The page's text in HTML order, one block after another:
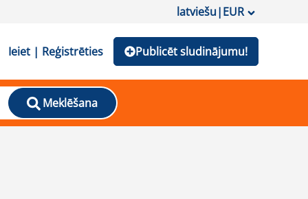
latviešu|EUR
Ieiet | Reģistrēties Publicēt sludinājumu!
Meklēšana